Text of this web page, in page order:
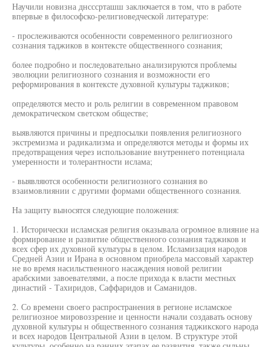
Научили новизна днсссрташш заключается в том, что в работе
впервые в философско-религиоведческой литературе:
- прослеживаются особенности современного религиозного
сознания таджиков в контексте общественного сознания;
более подробно и последовательно анализируются проблемы
эволюции религиозного сознания и возможности его
реформирования в контексте духовной культуры таджиков;
определяются место и роль религии в современном правовом
демократическом светском обществе;
выявляются причины и предпосылки появления религиозного
экстремизма и радикализма и определяются методы и формы их
предотвращения через использование внутреннего потенциала
умеренности и толерантности ислама;
- выявляются особенности религиозного сознания во
взаимовлиянии с другими формами общественного сознания.
На защиту выносятся следующие положения:
1. Исторически исламская религия оказывала огромное влияние на
формирование и развитие общественного сознания таджиков и
всех сфер их духовной культуры в целом. Исламизация народов
Средней Азии и Ирана в основном приобрела массовый характер
не во время насильственного насаждения новой религии
арабскими завоевателями, а после прихода к власти местных
династий - Тахиридов, Саффаридов и Саманидов.
2. Со времени своего распространения в регионе исламское
религиозное мировоззрение и ценности начали создавать основу
духовной культуры н общественного сознания таджикского народа
и всех народов Центральной Азии в целом. В структуре этой